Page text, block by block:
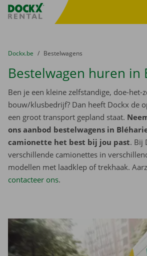
Fratello DEMO
U bevindt zich hier:
van
Dockx.be naar
Bestelwagens
Bestelwagen huren in
Ben je een kleine zelfstandige, doe-het-
bouw/klusbedrijf? Dan heeft Dockx de
een groot transport gepland staat.
ons aanbod bestelwagens in
camionette het best bij jou past. Bij
verschillende camionettes in
modellen met laadklep of trekhaak.
contacteer ons.